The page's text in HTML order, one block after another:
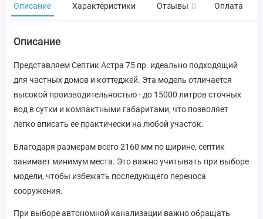
Описание Характеристики Отзывы 0 Оплата
Описание
Представляем Септик Астра 75 пр. идеально подходящий
для частных домов и коттеджей. Эта модель отличается
высокой производительностью - до 15000 литров сточных
вод в сутки и компактными габаритами, что позволяет
легко вписать ее практически на любой участок.
Благодаря размерам всего 2160 мм по ширине, септик
занимает минимум места. Это важно учитывать при выборе
модели, чтобы избежать последующего переноса
сооружения.
При выборе автономной канализации важно обращать